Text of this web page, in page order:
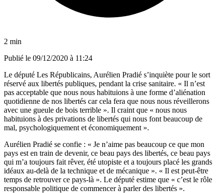
2 min
Publié le 09/12/2020 à 11:24
Le député Les Républicains, Aurélien Pradié s’inquiète pour le sort
réservé aux libertés publiques, pendant la crise sanitaire. « Il n’est
pas acceptable que nous nous habituions à une forme d’aliénation
quotidienne de nos libertés car cela fera que nous nous réveillerons
avec une gueule de bois terrible ». Il craint que « nous nous
habituions à des privations de libertés qui nous font beaucoup de
mal, psychologiquement et économiquement ».
Aurélien Pradié se confie : « Je n’aime pas beaucoup ce que mon
pays est en train de devenir, ce beau pays des libertés, ce beau pays
qui m’a toujours fait rêver, été utopiste et a toujours placé les grands
idéaux au-delà de la technique et de mécanique ». « Il est peut-être
temps de retrouver ce pays-là ». Le député estime que « c’est le rôle
responsable politique de commencer à parler des libertés ».